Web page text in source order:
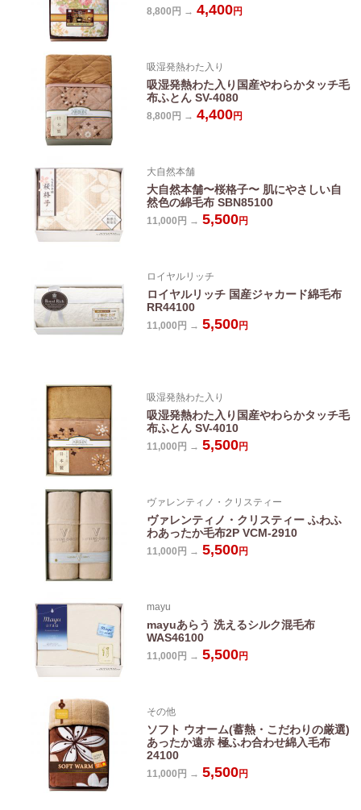
8,800円 → 4,400円
吸湿発熱わた入り
吸湿発熱わた入り国産やわらかタッチ毛
布ふとん SV-4080
8,800円 → 4,400円
大自然本舗
大自然本舗〜桜格子〜 肌にやさしい自
然色の綿毛布 SBN85100
11,000円 → 5,500円
ロイヤルリッチ
ロイヤルリッチ 国産ジャカード綿毛布
RR44100
11,000円 → 5,500円
吸湿発熱わた入り
吸湿発熱わた入り国産やわらかタッチ毛
布ふとん SV-4010
11,000円 → 5,500円
ヴァレンティノ・クリスティー
ヴァレンティノ・クリスティー ふわふ
わあったか毛布2P VCM-2910
11,000円 → 5,500円
mayu
mayuあらう 洗えるシルク混毛布
WAS46100
11,000円 → 5,500円
その他
ソフト ウオーム(蓄熱・こだわりの厳選)
あったか遠赤 極ふわ合わせ綿入毛布
24100
11,000円 → 5,500円